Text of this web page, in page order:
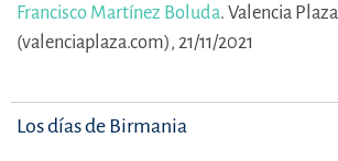
Francisco Martínez Boluda. Valencia Plaza
(valenciaplaza.com), 21/11/2021
Los días de Birmania